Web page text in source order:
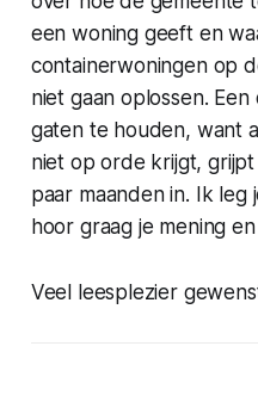
een woning geeft en
containerwoningen op
niet gaan oplossen.
gaten te houden, want
niet op orde krijgt,
paar maanden in. Ik leg
hoor graag je mening
Veel leesplezier